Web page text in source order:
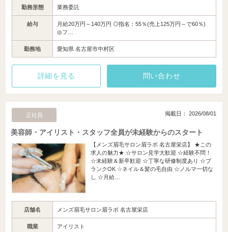
勤務形態 業務委託
給与
月給20万円～140万円 ◎指名：55％(売上125万円～で60％)
◎フ…
勤務地 愛知県 名古屋市中村区
詳細を見る 問い合わせ
正社員 掲載日： 2026/08/01
美容師・アイリスト・スタッフ全員が未経験からのスタート
【メンズ眉毛サロン眉ラボ 名古屋栄店】 ★この
求人の魅力★ ☆サロン見学大歓迎 ☆経験不問！
☆未経験＆新卒歓迎 ☆丁寧な研修制度あり ☆ブ
ランクOK ☆ネイル＆髪の毛自由 ☆ノルマ一切な
し ☆月給…
店舗名 メンズ眉毛サロン眉ラボ 名古屋栄店
職業 アイリスト